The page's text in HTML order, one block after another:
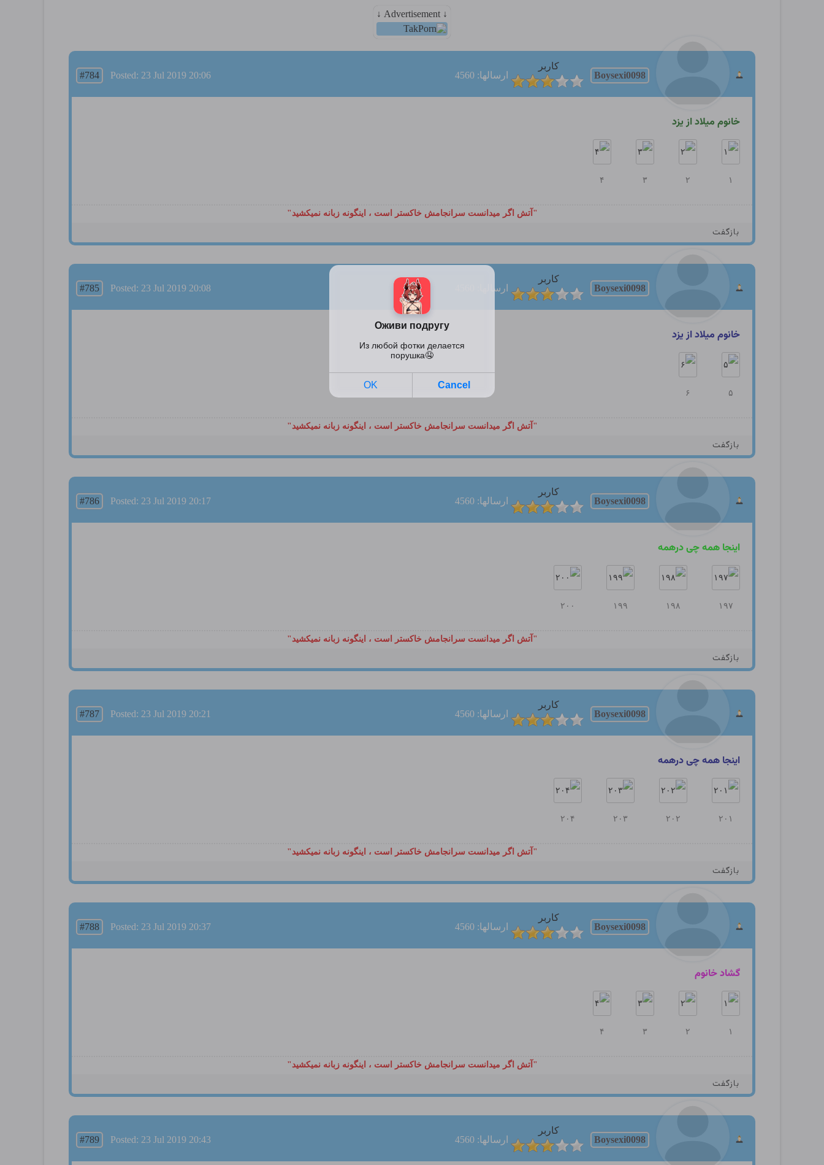
↓ Advertisement ↓
Boysexi0098
کاربر
ارسالها: 4560
#784 Posted: 23 Jul 2019 20:06
خانوم میلاد از یزد
۱ ۲ ۳ ۴
"آتش اگر ميدانست سرانجامش خاكستر است ، اينگونه زبانه نميكشيد"
بازگفت
Boysexi0098
کاربر
ارسالها: 4560
#785 Posted: 23 Jul 2019 20:08
خانوم میلاد از یزد
۵ ۶
"آتش اگر ميدانست سرانجامش خاكستر است ، اينگونه زبانه نميكشيد"
بازگفت
Boysexi0098
کاربر
ارسالها: 4560
#786 Posted: 23 Jul 2019 20:17
اینجا همه چی درهمه
۱۹۷ ۱۹۸ ۱۹۹ ۲۰۰
"آتش اگر ميدانست سرانجامش خاكستر است ، اينگونه زبانه نميكشيد"
بازگفت
Boysexi0098
کاربر
ارسالها: 4560
#787 Posted: 23 Jul 2019 20:21
اینجا همه چی درهمه
۲۰۱ ۲۰۲ ۲۰۳ ۲۰۴
"آتش اگر ميدانست سرانجامش خاكستر است ، اينگونه زبانه نميكشيد"
بازگفت
Boysexi0098
کاربر
ارسالها: 4560
#788 Posted: 23 Jul 2019 20:37
گشاد خانوم
۱ ۲ ۳ ۴
"آتش اگر ميدانست سرانجامش خاكستر است ، اينگونه زبانه نميكشيد"
بازگفت
Boysexi0098
کاربر
ارسالها: 4560
#789 Posted: 23 Jul 2019 20:43